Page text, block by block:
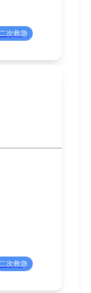
次救急
次救急